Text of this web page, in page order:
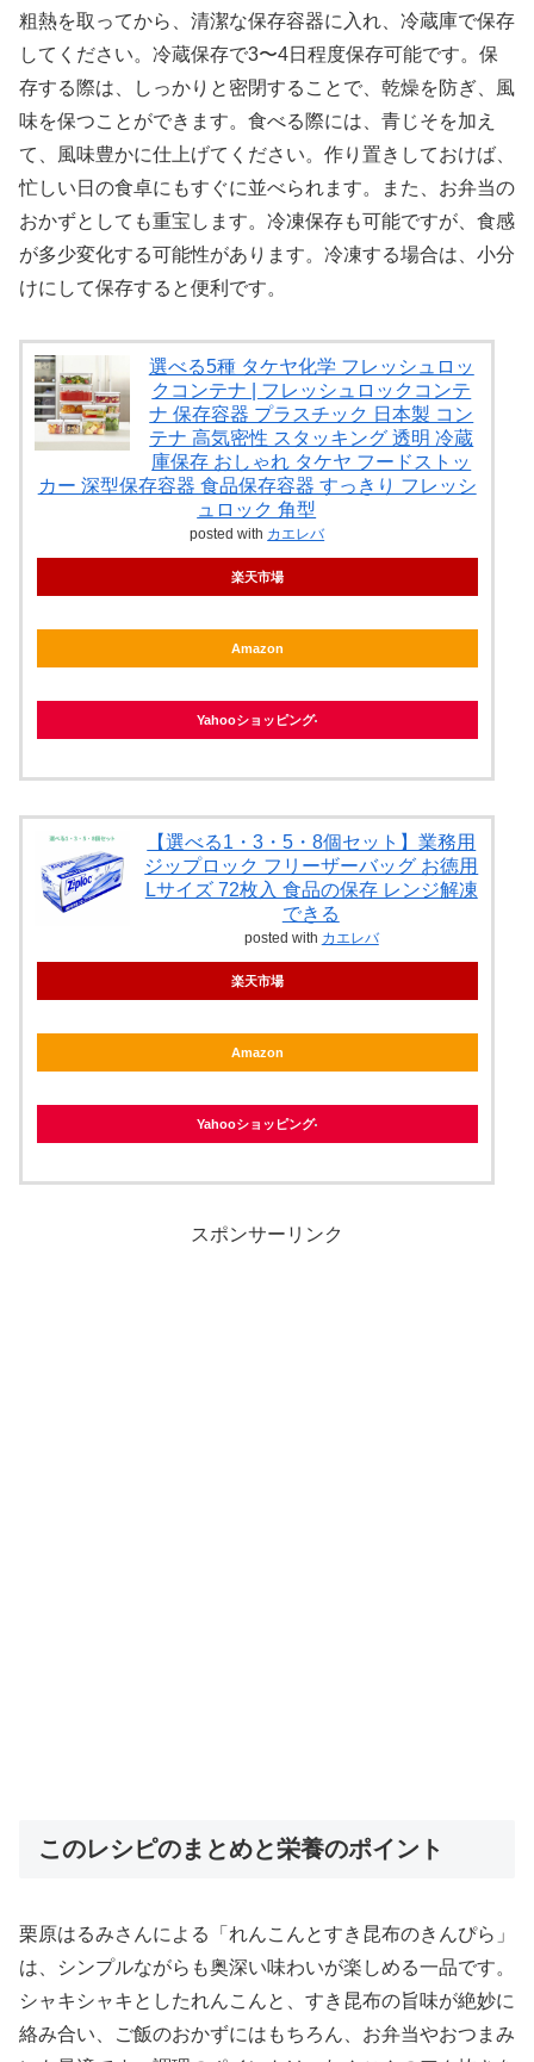
粗熱を取ってから、清潔な保存容器に入れ、冷蔵庫で保存
してください。冷蔵保存で3〜4日程度保存可能です。保
存する際は、しっかりと密閉することで、乾燥を防ぎ、風
味を保つことができます。食べる際には、青じそを加え
て、風味豊かに仕上げてください。作り置きしておけば、
忙しい日の食卓にもすぐに並べられます。また、お弁当の
おかずとしても重宝します。冷凍保存も可能ですが、食感
が多少変化する可能性があります。冷凍する場合は、小分
けにして保存すると便利です。
選べる5種 タケヤ化学 フレッシュロッ
クコンテナ | フレッシュロックコンテ
ナ 保存容器 プラスチック 日本製 コン
テナ 高気密性 スタッキング 透明 冷蔵
庫保存 おしゃれ タケヤ フードストッ
カー 深型保存容器 食品保存容器 すっきり フレッシ
ュロック 角型
posted with カエレバ
楽天市場
Amazon
Yahooショッピング
【選べる1・3・5・8個セット】業務用
ジップロック フリーザーバッグ お徳用
Lサイズ 72枚入 食品の保存 レンジ解凍
できる
posted with カエレバ
楽天市場
Amazon
Yahooショッピング
スポンサーリンク
このレシピのまとめと栄養のポイント
栗原はるみさんによる「れんこんとすき昆布のきんぴら」
は、シンプルながらも奥深い味わいが楽しめる一品です。
シャキシャキとしたれんこんと、すき昆布の旨味が絶妙に
絡み合い、ご飯のおかずにはもちろん、お弁当やおつまみ